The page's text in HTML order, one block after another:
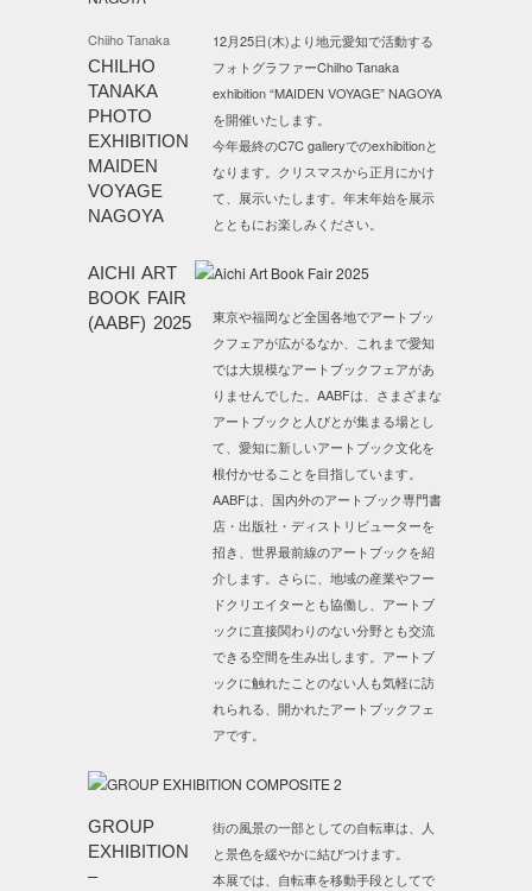
Chiiho Tanaka
CHILHO
TANAKA
PHOTO
EXHIBITION
MAIDEN
VOYAGE
NAGOYA
12月25日(木)より地元愛知で活動する
フォトグラファーChilho Tanaka
exhibition “MAIDEN VOYAGE” NAGOYA
を開催いたします。
今年最終のC7C galleryでのexhibitionと
なります。クリスマスから正月にかけ
て、展示いたします。年末年始を展示
とともにお楽しみください。
AICHI ART
BOOK FAIR
(AABF) 2025
東京や福岡など全国各地でアートブッ
クフェアが広がるなか、これまで愛知
では大規模なアートブックフェアがあ
りませんでした。AABFは、さまざまな
アートブックと人びとが集まる場とし
て、愛知に新しいアートブック文化を
根付かせることを目指しています。
AABFは、国内外のアートブック専門書
店・出版社・ディストリビューターを
招き、世界最前線のアートブックを紹
介します。さらに、地域の産業やフー
ドクリエイターとも協働し、アートブ
ックに直接関わりのない分野とも交流
できる空間を生み出します。アートブ
ックに触れたことのない人も気軽に訪
れられる、開かれたアートブックフェ
アです。
GROUP
EXHIBITION
–
街の風景の一部としての自転車は、人
と景色を緩やかに結びつけます。
本展では、自転車を移動手段としてで